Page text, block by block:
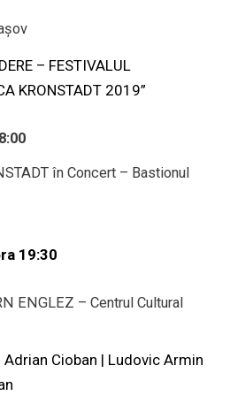
– FESTIVALUL
KRONSTADT 2019”
în Concert – Bastionul
19:30
ENGLEZ – Centrul Cultural
Cioban | Ludovic Armin